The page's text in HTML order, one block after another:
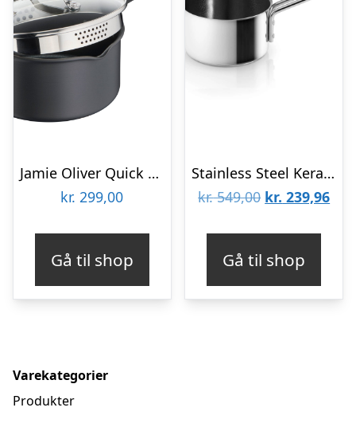
Jamie Oliver Quick & Easy Kasserolle
kr. 299,00
Gå til shop
Stainless Steel Keramisk kasserolle – 1,1L
kr.549,00 Den
var:
kr. 549,00.
kr. 239,96Den
kr.
Gå til shop
Varekategorier
Produkter